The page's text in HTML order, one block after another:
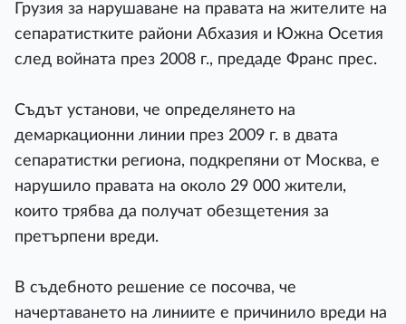
Грузия за нарушаване на правата на жителите на
сепаратистките райони Абхазия и Южна Осетия
след войната през 2008 г., предаде Франс прес.
Съдът установи, че определянето на
демаркационни линии през 2009 г. в двата
сепаратистки региона, подкрепяни от Москва, е
нарушило правата на около 29 000 жители,
които трябва да получат обезщетения за
претърпени вреди.
В съдебното решение се посочва, че
начертаването на линиите е причинило вреди на